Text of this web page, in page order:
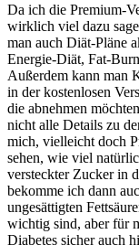
Da ich die Premium-
wirklich viel dazu
man auch Diät-Pläne
Energie-Diät, Fat-
Außerdem kann man
in der kostenlosen
die abnehmen
nicht alle Details zu
mich, vielleicht doch
sehen, wie viel
versteckter Zucker in
bekomme ich dann
ungesättigten
wichtig sind, aber für
Diabetes sicher auch